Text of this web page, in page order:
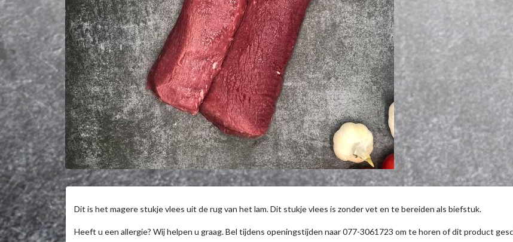
Dit is het magere stukje vlees uit de rug van het lam. Dit stukje vlees is zonder vet en te bereiden als biefstuk.
Heeft u een allergie? Wij helpen u graag. Bel tijdens openingstijden naar 077-3061723 om te horen of dit product